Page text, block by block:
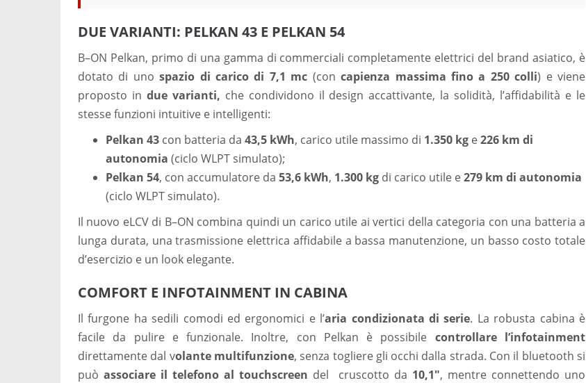
DUE VARIANTI: PELKAN 43 E PELKAN 54
B–ON Pelkan, primo di una gamma di commerciali completamente elettrici del brand asiatico, è
dotato di unospazio di carico di 7,1 mc (concapienza massima fino a 250 colli) e viene
proposto in due varianti, che condividono il design accattivante, la solidità, l’affidabilità e le
stesse funzioni intuitive e intelligenti:
Pelkan 43 con batteria da 43,5 kWh, carico utile massimo di 1.350 kg e226 km di
autonomia (ciclo WLPT simulato);
Pelkan 54, con accumulatore da 53,6 kWh, 1.300 kg di carico utile e279 km di autonomia
(ciclo WLPT simulato).
Il nuovo eLCV di B–ON combina quindi un carico utile ai vertici della categoria con una batteria a
lunga durata, una trasmissione elettrica affidabile a bassa manutenzione, un basso costo totale
d’esercizio e un look elegante.
COMFORT E INFOTAINMENT IN CABINA
Il furgone ha sedili comodi ed ergonomici e l’aria condizionata di serie. La robusta cabina è
facile da pulire e funzionale. Inoltre, con Pelkan è possibile controllare l’infotainment
direttamente dal volante multifunzione, senza togliere gli occhi dalla strada. Con il bluetooth si
può associare il telefono al touchscreen del cruscotto da 10,1″, mentre connettendo uno